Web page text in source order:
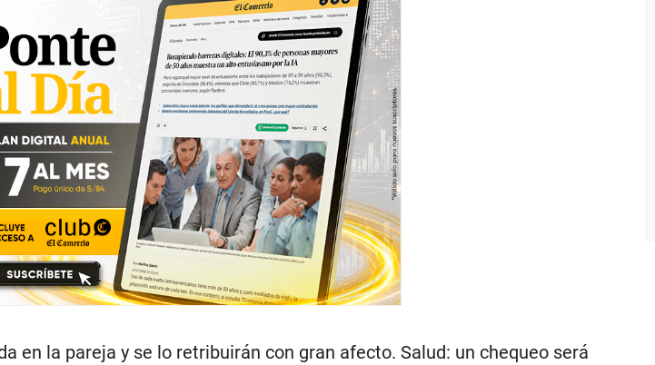
en la pareja y se lo retribuirán con gran afecto. Salud: un chequeo será